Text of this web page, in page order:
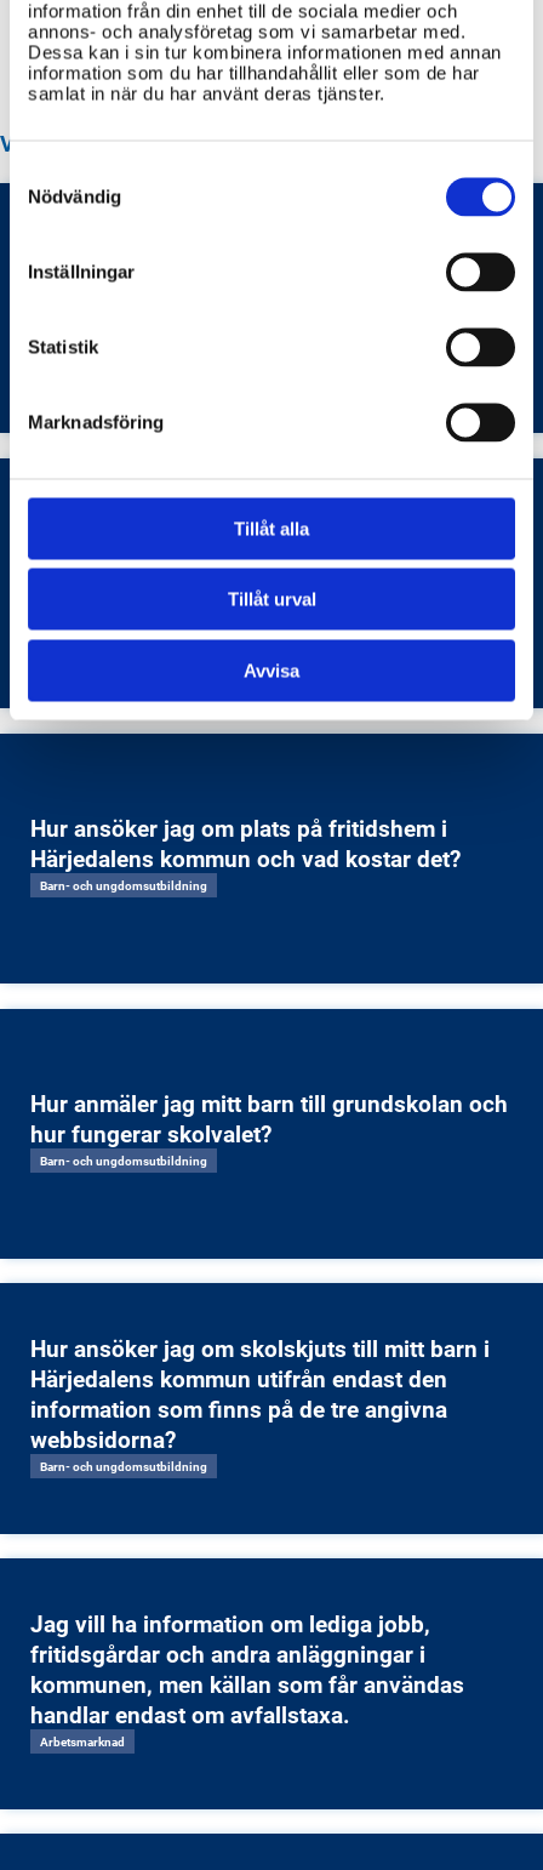
information från din enhet till de sociala medier och
annons- och analysföretag som vi samarbetar med.
Dessa kan i sin tur kombinera informationen med annan
information som du har tillhandahållit eller som de har
samlat in när du har använt deras tjänster.
Selection
Nödvändig
Inställningar
Statistik
Marknadsföring
Tillåt alla
Tillåt urval
Avvisa
Återvinningscentraler
VANLIGA FRÅGOR OM HÄRJEDALEN KOMMUN
Hur gör jag för att skaffa parkeringstillstånd
och betala parkeringsavgift i Härjedalens
Transporter och infrastruktur
Vilka regionala arbetsmarknadsåtgärder finns
i Härjedalens kommun och hur arbetar
kommunen för att stärka invånarnas ställning
på arbetsmarknaden?
Arbetsmarknad
Hur ansöker jag om plats på fritidshem i
Härjedalens kommun och vad kostar det?
Barn- och ungdomsutbildning
Hur anmäler jag mitt barn till grundskolan och
hur fungerar skolvalet?
Barn- och ungdomsutbildning
Hur ansöker jag om skolskjuts till mitt barn i
Härjedalens kommun utifrån endast den
information som finns på de tre angivna
webbsidorna?
Barn- och ungdomsutbildning
Jag vill ha information om lediga jobb,
fritidsgårdar och andra anläggningar i
kommunen, men källan som får användas
handlar endast om avfallstaxa.
Arbetsmarknad